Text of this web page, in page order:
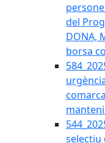
del
DONA,
borsa
selectiu